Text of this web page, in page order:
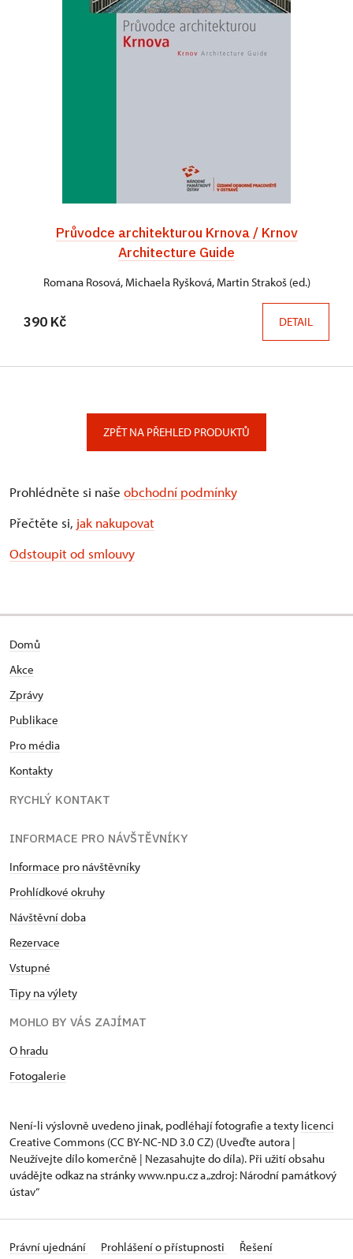
Průvodce architekturou Krnova / Krnov
Architecture Guide
Romana Rosová, Michaela Ryšková, Martin Strakoš (ed.)
390 Kč DETAIL
ZPĚT NA PŘEHLED PRODUKTŮ
Prohlédněte si naše obchodní podmínky
Přečtěte si, jak nakupovat
Odstoupit od smlouvy
Domů
Akce
Zprávy
Publikace
Pro média
Kontakty
RYCHLÝ KONTAKT
INFORMACE PRO NÁVŠTĚVNÍKY
Informace pro návštěvníky
Prohlídkové okruhy
Návštěvní doba
Rezervace
Vstupné
Tipy na výlety
MOHLO BY VÁS ZAJÍMAT
O hradu
Fotogalerie
Není-li výslovně uvedeno jinak, podléhají fotografie a texty licenci
Creative Commons (CC BY-NC-ND 3.0 CZ) (Uveďte autora |
Neužívejte dílo komerčně | Nezasahujte do díla). Při užití obsahu
uvádějte odkaz na stránky www.npu.cz a „zdroj: Národní památkový
ústav“
Právní ujednání Prohlášení o přístupnosti
Řešení